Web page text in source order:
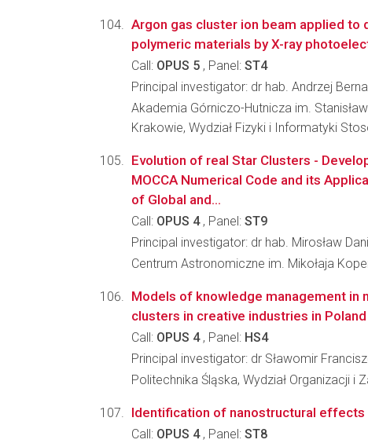
Argon gas cluster ion beam applied to
polymeric materials by X-ray
Call: OPUS 5 , Panel: ST4
Principal investigator: dr hab. Andrzej
Akademia Górniczo-Hutnicza im.
Krakowie, Wydział Fizyki i Informatyki
Evolution of real Star Clusters -
MOCCA Numerical Code and its
of Global and...
Call: OPUS 4, Panel: ST9
Principal investigator: dr hab. Mirosław
Centrum Astronomiczne im. Mikołaja
Models of knowledge management in
clusters in creative industries in
Call: OPUS 4, Panel: HS4
Principal investigator: dr Sławomir
Politechnika Śląska, Wydział Organizacji i
Identification of nanostructural effects
Call: OPUS 4, Panel: ST8